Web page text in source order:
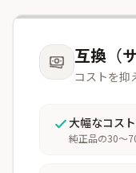
互換（
コストを抑
大幅なコス
純正品の30〜